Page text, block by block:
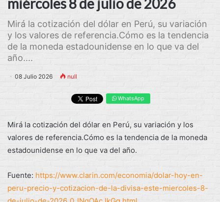
miércoles 8 de julio de 2026
Mirá la cotización del dólar en Perú, su variación
y los valores de referencia.Cómo es la tendencia
de la moneda estadounidense en lo que va del
año....
08 Julio 2026 null
WhatsApp
Mirá la cotización del dólar en Perú, su variación y los
valores de referencia.Cómo es la tendencia de la moneda
estadounidense en lo que va del año.
Fuente: https://www.clarin.com/economia/dolar-hoy-en-
peru-precio-y-cotizacion-de-la-divisa-este-miercoles-8-